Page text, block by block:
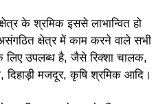
के श्रमिक इससे लाभान्वित हो
क्षेत्र में काम करने वाले सभी
लिए उपलब्ध है, जैसे रिक्शा चालक,
मजदूर, कृषि श्रमिक आदि।